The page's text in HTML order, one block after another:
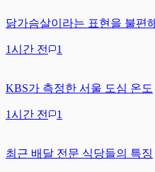
닭가슴살이라는 표현을 불편
1시간 전 1
KBS가 측정한 서울 도심 온도
1시간 전 1
최근 배달 전문 식당들의 특징